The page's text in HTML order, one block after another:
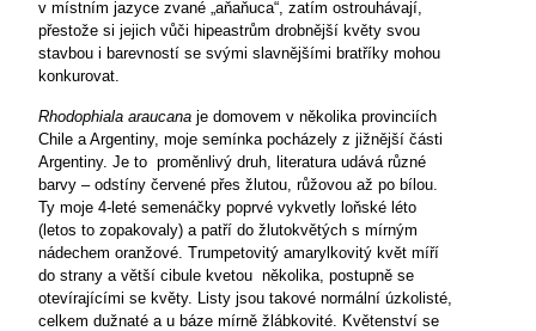
v místním jazyce zvané „aňaňuca“, zatím ostrouhávají,
přestože si jejich vůči hipeastrům drobnější květy svou
stavbou i barevností se svými slavnějšími bratříky mohou
konkurovat.
Rhodophiala araucana je domovem v několika provinciích
Chile a Argentiny, moje semínka pocházely z jižnější části
Argentiny. Je to proměnlivý druh, literatura udává různé
barvy – odstíny červené přes žlutou, růžovou až po bílou.
Ty moje 4-leté semenáčky poprvé vykvetly loňské léto
(letos to zopakovaly) a patří do žlutokvětých s mírným
nádechem oranžové. Trumpetovitý amarylkovitý květ míří
do strany a větší cibule kvetou několika, postupně se
otevírajícími se květy. Listy jsou takové normální úzkolisté,
celkem dužnaté a u báze mírně žlábkovité. Květenství se